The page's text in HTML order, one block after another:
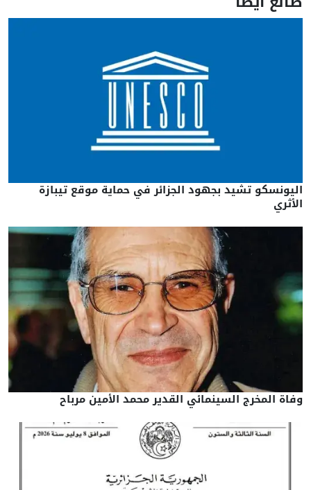
اليونسكو تشيد بجهود الجزائر في حماية موقع تيبازة
الأثري
وفاة المخرج السينمائي القدير محمد الأمين مرباح